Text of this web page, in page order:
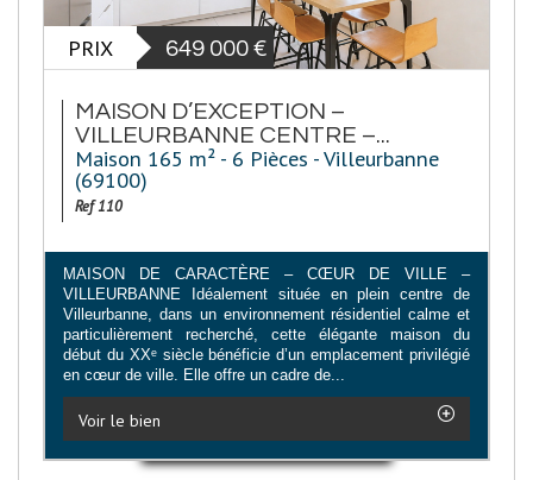
PRIX 649 000 €
MAISON D’EXCEPTION –
VILLEURBANNE CENTRE –...
Maison 165 m² - 6 Pièces - Villeurbanne
(69100)
Ref 110
MAISON DE CARACTÈRE – CŒUR DE VILLE –
VILLEURBANNE Idéalement située en plein centre de
Villeurbanne, dans un environnement résidentiel calme et
particulièrement recherché, cette élégante maison du
début du XXᵉ siècle bénéficie d’un emplacement privilégié
en cœur de ville. Elle offre un cadre de...
Voir le bien